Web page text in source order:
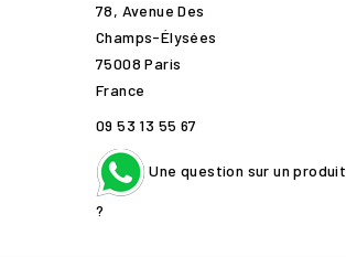
78, Avenue Des
Champs-Élysées
75008 Paris
France
09 53 13 55 67
Une question sur un produit
?